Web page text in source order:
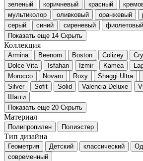
зеленый
коричневый красный
мультиколор
оливковый оранжевый
серый
синий сиреневый
фиолетовый
Показать еще 14 Скрыть
Коллекция
Armina Beenom Boston Colizey
Dolce Vita
Isfahan Izmir Kamea
Morocco
Novaro Roxy Shaggi Ultra
Silver
Sofit Solid Valencia Deluxe
Шагги
Показать еще 20 Скрыть
Материал
Полипропилен Полиэстер
Тип дизайна
Геометрия Детский классический
современный